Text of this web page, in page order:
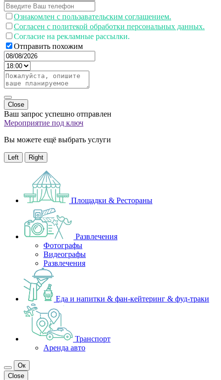
Ознакомлен с пользавательским соглашением.
Согласен с политекой обработки персональных данных.
Согласие на рекламные рассылки.
Отправить похожим
Close
Ваш запрос успешно отправлен
Мероприятие под ключ
Вы можете ещё выбрать услуги
Left Right
Площадки & Рестораны
Развлечения
Фотографы
Видеографы
Развлечения
Еда и напитки & фан-кейтеринг & фуд-траки
Транспорт
Аренда авто
Ок
Close